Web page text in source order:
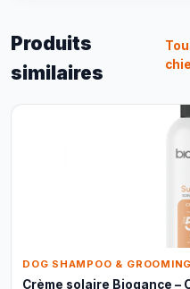
Produits
similaires
DOG SHAMPOO & GROOMING
Crème solaire Biogance –